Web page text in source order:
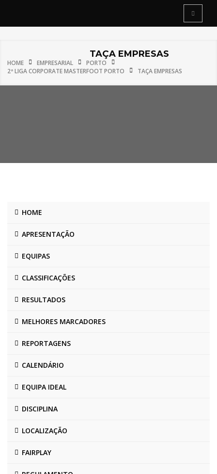
TAÇA EMPRESAS
HOME EMPRESARIAL
PORTO
2ª LIGA CORPORATE MASTERFOOT PORTO
TAÇA EMPRESAS
HOME
APRESENTAÇÃO
EQUIPAS
CLASSIFICAÇÕES
RESULTADOS
MELHORES MARCADORES
REPORTAGENS
CALENDÁRIO
EQUIPA IDEAL
DISCIPLINA
LOCALIZAÇÃO
FAIRPLAY